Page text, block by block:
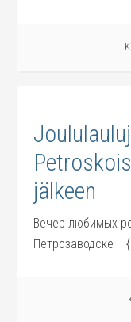
jälkeen
Вечер любимых
Петрозаводске